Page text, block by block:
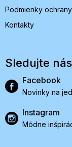
Podmienky
Kontakty
Sledujte nás
Facebook
Novinky na
Instagram
Módne